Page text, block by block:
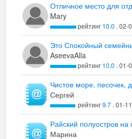
Отличное место для
Mary
рейтинг 10.0 . 02-
Это Спокойный
AseevaAlla
рейтинг 10.0 . 01-
Чистое море, песочек,
Сергей
рейтинг9.7. 01-
Райский полуостров на
Марина